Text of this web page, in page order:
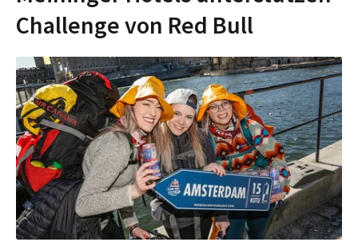
Challenge von Red Bull